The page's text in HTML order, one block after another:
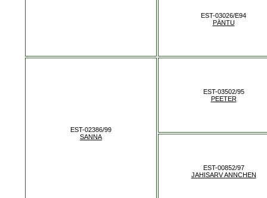
EST-03026/E94
PÄNTU
EST-02386/99
SANNA
EST-03502/95
PEETER
EST-00852/97
JAHISARV ANNCHEN